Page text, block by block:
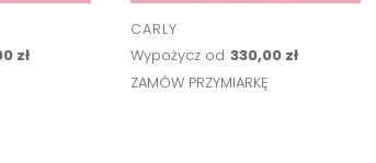
zł
CARLY
Wypożycz od 330,00 zł
ZAMÓW PRZYMIARKĘ